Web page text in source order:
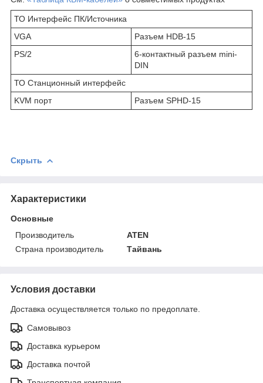
ТО Интерфейс ПК/Источника
VGA
Разъем HDB-15
PS/2
6-контактный разъем mini-
DIN
ТО Станционный интерфейс
KVM порт
Разъем SPHD-15
Скрыть
Характеристики
Основные
Производитель
ATEN
Страна производитель
Тайвань
Условия доставки
Доставка осуществляется только по предоплате.
Самовывоз
Доставка курьером
Доставка почтой